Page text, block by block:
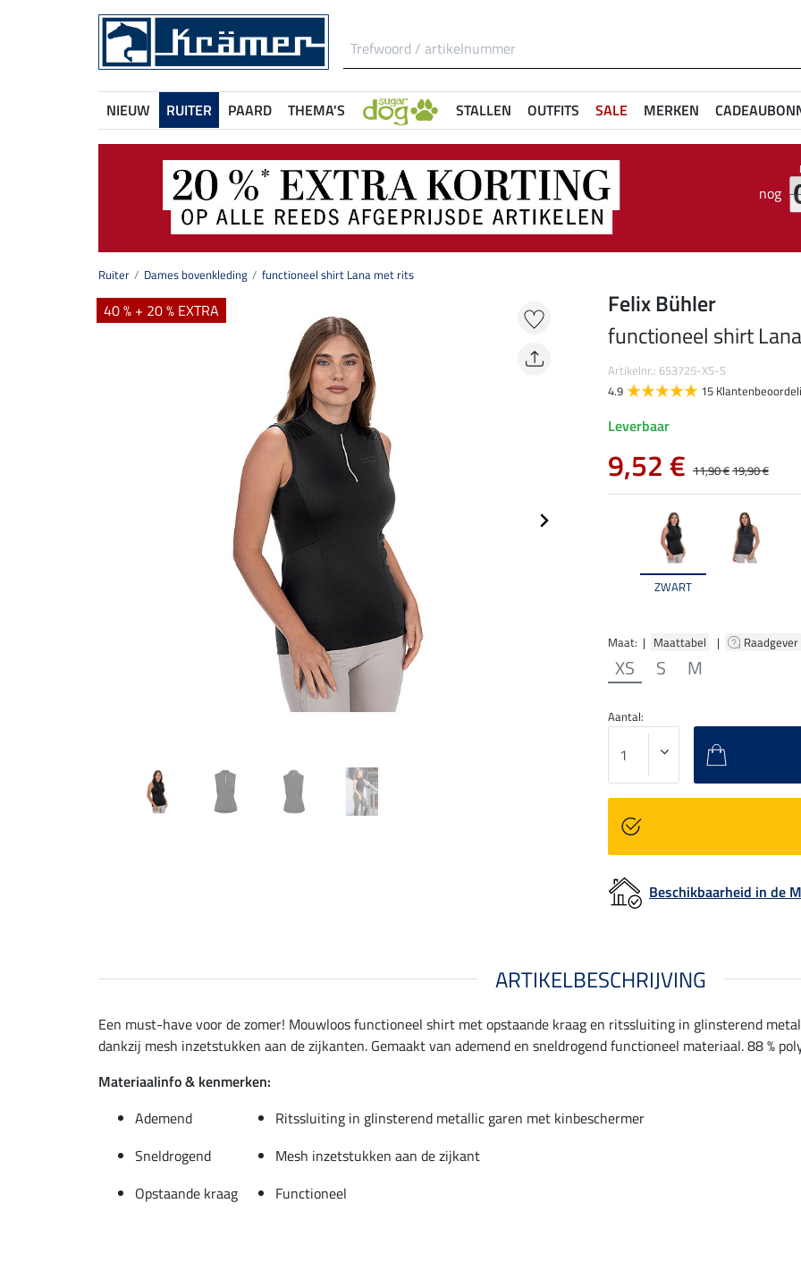
NIEUW RUITER PAARD THEMA'S STALLEN OUTFITS SALE MERKEN
nog
Ruiter Dames bovenkleding functioneel shirt Lana met rits
40 % + 20 % EXTRA
ZWART
Maat: | Maattabel | Raadgever
XS S M
Felix Bühler
functioneel shirt
Artikelnr.: 653725-XS-S
4.9
15
Leverbaar
9,52 € 11,90 €19,90 €
Aantal:
Beschikbaarheid in de
ARTIKELBESCHRIJVING
Een must-have voor de zomer! Mouwloos functioneel shirt met opstaande kraag en ritssluiting in glinsterend
dankzij mesh inzetstukken aan de zijkanten. Gemaakt van ademend en sneldrogend functioneel materiaal. 88 %
Materiaalinfo & kenmerken:
Ademend
Ritssluiting in glinsterend metallic garen met kinbeschermer
Sneldrogend
Mesh inzetstukken aan de zijkant
Opstaande kraag
Functioneel